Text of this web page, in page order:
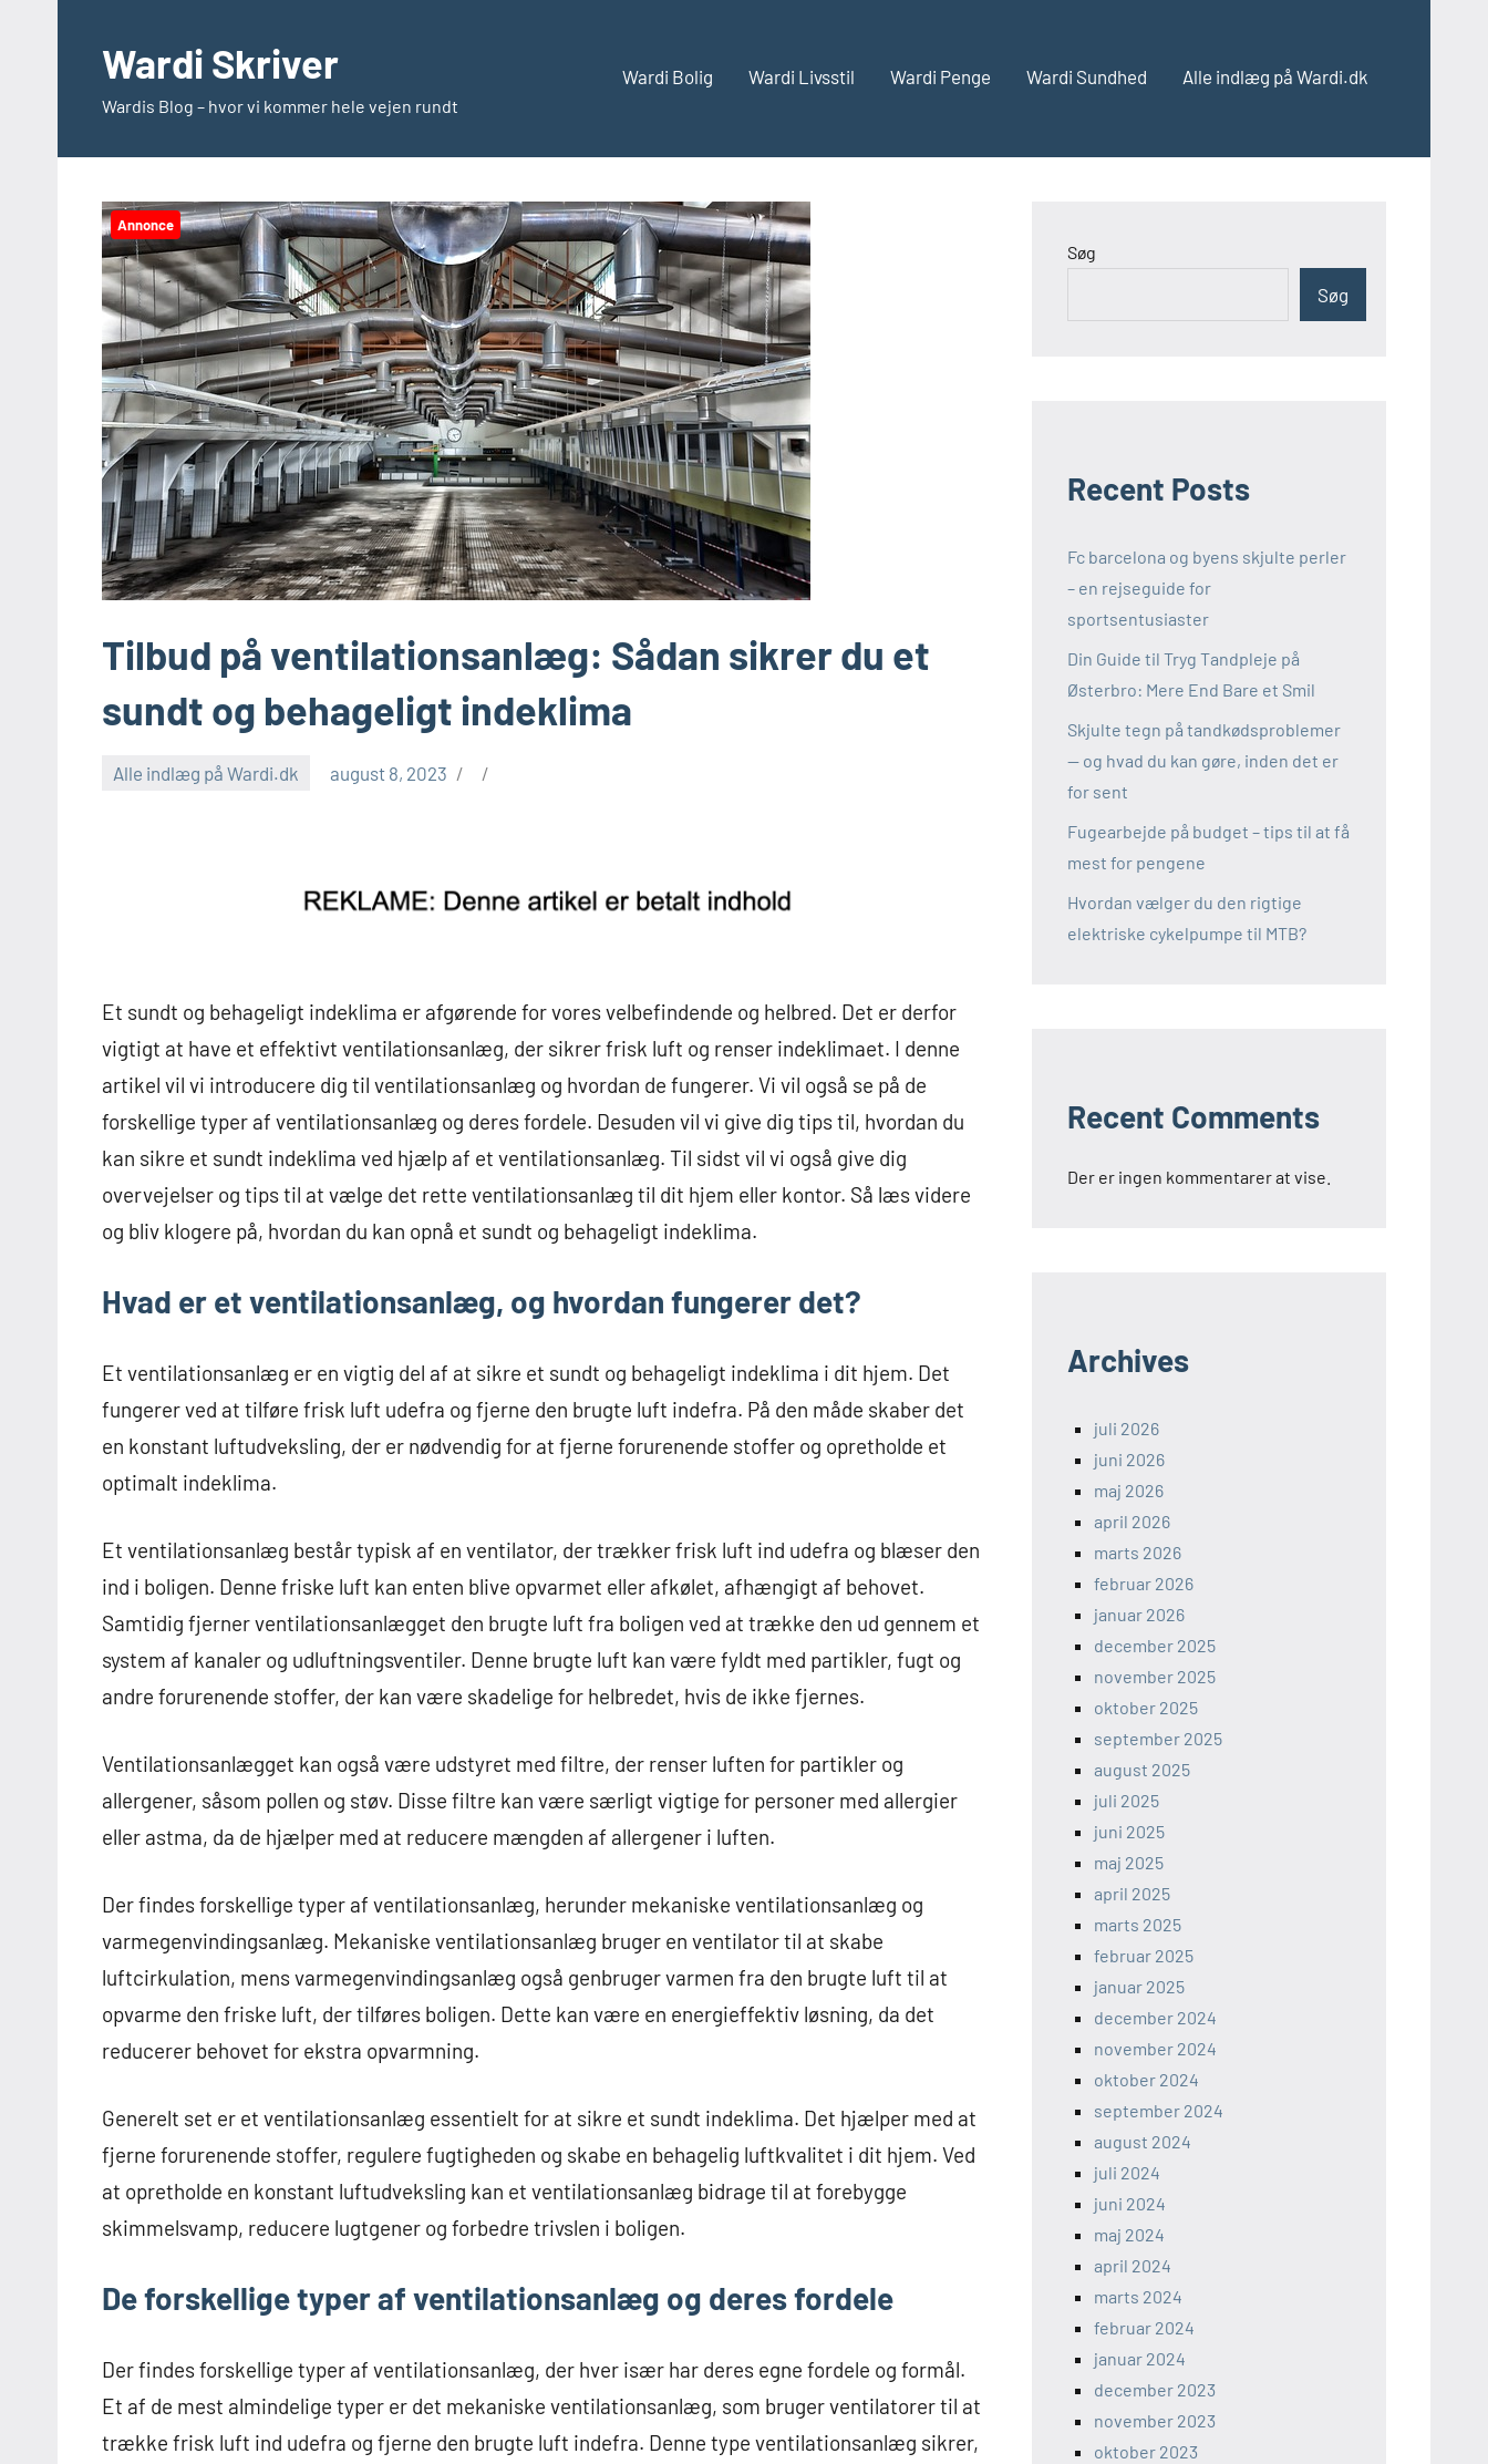
indholdWardi Skriver
Wardis Blog – hvor vi kommer hele vejen rundt
Wardi Bolig Wardi Livsstil Wardi Penge Wardi Sundhed Alle indlæg på Wardi.dk
Annonce
Tilbud på ventilationsanlæg: Sådan sikrer du et
sundt og behageligt indeklima
Alle indlæg på Wardi.dk august 8, 2023
Et sundt og behageligt indeklima er afgørende for vores velbefindende og helbred. Det er derfor
vigtigt at have et effektivt ventilationsanlæg, der sikrer frisk luft og renser indeklimaet. I denne
artikel vil vi introducere dig til ventilationsanlæg og hvordan de fungerer. Vi vil også se på de
forskellige typer af ventilationsanlæg og deres fordele. Desuden vil vi give dig tips til, hvordan du
kan sikre et sundt indeklima ved hjælp af et ventilationsanlæg. Til sidst vil vi også give dig
overvejelser og tips til at vælge det rette ventilationsanlæg til dit hjem eller kontor. Så læs videre
og bliv klogere på, hvordan du kan opnå et sundt og behageligt indeklima.
Hvad er et ventilationsanlæg, og hvordan fungerer det?
Et ventilationsanlæg er en vigtig del af at sikre et sundt og behageligt indeklima i dit hjem. Det
fungerer ved at tilføre frisk luft udefra og fjerne den brugte luft indefra. På den måde skaber det
en konstant luftudveksling, der er nødvendig for at fjerne forurenende stoffer og opretholde et
optimalt indeklima.
Et ventilationsanlæg består typisk af en ventilator, der trækker frisk luft ind udefra og blæser den
ind i boligen. Denne friske luft kan enten blive opvarmet eller afkølet, afhængigt af behovet.
Samtidig fjerner ventilationsanlægget den brugte luft fra boligen ved at trække den ud gennem et
system af kanaler og udluftningsventiler. Denne brugte luft kan være fyldt med partikler, fugt og
andre forurenende stoffer, der kan være skadelige for helbredet, hvis de ikke fjernes.
Ventilationsanlægget kan også være udstyret med filtre, der renser luften for partikler og
allergener, såsom pollen og støv. Disse filtre kan være særligt vigtige for personer med allergier
eller astma, da de hjælper med at reducere mængden af allergener i luften.
Der findes forskellige typer af ventilationsanlæg, herunder mekaniske ventilationsanlæg og
varmegenvindingsanlæg. Mekaniske ventilationsanlæg bruger en ventilator til at skabe
luftcirkulation, mens varmegenvindingsanlæg også genbruger varmen fra den brugte luft til at
opvarme den friske luft, der tilføres boligen. Dette kan være en energieffektiv løsning, da det
reducerer behovet for ekstra opvarmning.
Generelt set er et ventilationsanlæg essentielt for at sikre et sundt indeklima. Det hjælper med at
fjerne forurenende stoffer, regulere fugtigheden og skabe en behagelig luftkvalitet i dit hjem. Ved
at opretholde en konstant luftudveksling kan et ventilationsanlæg bidrage til at forebygge
skimmelsvamp, reducere lugtgener og forbedre trivslen i boligen.
De forskellige typer af ventilationsanlæg og deres fordele
Der findes forskellige typer af ventilationsanlæg, der hver især har deres egne fordele og formål.
Et af de mest almindelige typer er det mekaniske ventilationsanlæg, som bruger ventilatorer til at
trække frisk luft ind udefra og fjerne den brugte luft indefra. Denne type ventilationsanlæg sikrer,
Søg
Søg
Recent Posts
Fc barcelona og byens skjulte perler
– en rejseguide for
sportsentusiaster
Din Guide til Tryg Tandpleje på
Østerbro: Mere End Bare et Smil
Skjulte tegn på tandkødsproblemer
— og hvad du kan gøre, inden det er
for sent
Fugearbejde på budget – tips til at få
mest for pengene
Hvordan vælger du den rigtige
elektriske cykelpumpe til MTB?
Recent Comments
Der er ingen kommentarer at vise.
Archives
juli 2026
juni 2026
maj 2026
april 2026
marts 2026
februar 2026
januar 2026
december 2025
november 2025
oktober 2025
september 2025
august 2025
juli 2025
juni 2025
maj 2025
april 2025
marts 2025
februar 2025
januar 2025
december 2024
november 2024
oktober 2024
september 2024
august 2024
juli 2024
juni 2024
maj 2024
april 2024
marts 2024
februar 2024
januar 2024
december 2023
november 2023
oktober 2023